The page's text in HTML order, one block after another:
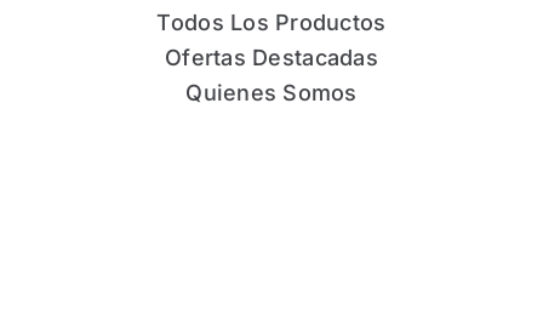
Todos Los Productos
Ofertas Destacadas
Quienes Somos